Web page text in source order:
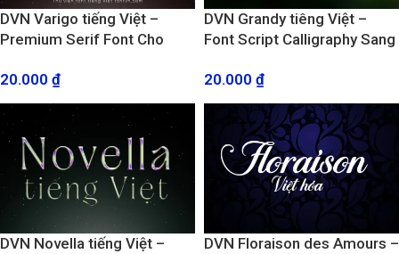
DVN Varigo tiếng Việt –
Premium Serif Font Cho
20.000 ₫
DVN Grandy tiêng Việt –
Font Script Calligraphy Sang
20.000 ₫
DVN Novella tiếng Việt –
DVN Floraison des Amours –